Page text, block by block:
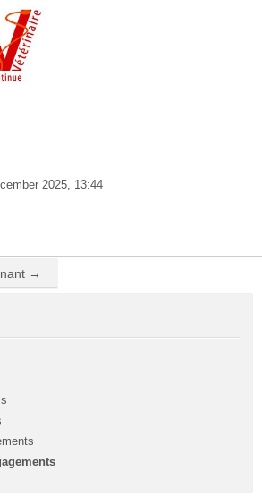
2025, 13:44
→